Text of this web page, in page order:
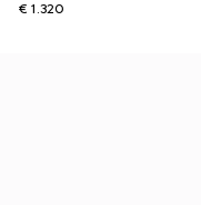
€ 1.320